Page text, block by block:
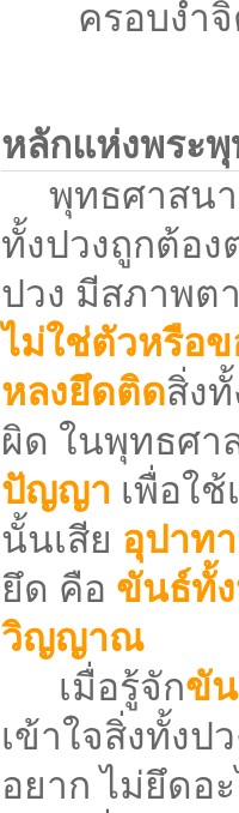
ครอบงำจิต
หลักแห่งพระ
พุทธศาสนา
ทั้งปวงถูกต้อง
ปวง มีสภาพต
ไม่ใช่ตัวหรือข
หลงยึดติดสิ่ง
ผิด ในพุทธศา
ปัญญา เพื่อใ
นั้นเสีย อุปาท
ยึด คือ ขันธ์ทั้
วิญญาณ
เมื่อรู้จักขั
เข้าใจสิ่งทั้งป
อยาก ไม่ยึดอ